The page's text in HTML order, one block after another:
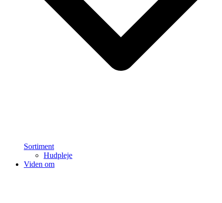
Sortiment
Hudpleje
Viden om